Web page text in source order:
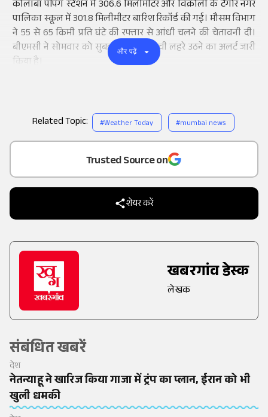
Add
as a
Trusted Source on
शेयर करें
खबरगांव डेस्क
लेखक
संबंधित खबरें
देश
नेतन्याहू ने खारिज किया गाजा में ट्रंप का प्लान, ईरान को भी
खुली धमकी
कोलाबा पंपिंग स्टेशन में 306.6 मिलीमीटर और विक्रोली के टैगोर नगर
पालिका स्कूल में 301.8 मिलीमीटर बारिश रिकॉर्ड की गई। मौसम विभाग
ने 55 से 65 किमी प्रति घंटे की रफ्तार से आंधी चलने की चेतावनी दी।
बीएमसी ने सोमवार को सुबह 3.51 मीटर ऊंची लहरे उठने का अलर्ट जारी
किया है।
और पढ़ें
Related Topic: #Weather Today #mumbai news